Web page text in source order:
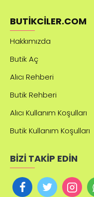
BUTIKCILER.COM
Hakkımızda
Butik Aç
Alıcı Rehberi
Butik Rehberi
Alıcı Kullanım Koşulları
Butik Kullanım Koşulları
BİZİ TAKİP EDİN